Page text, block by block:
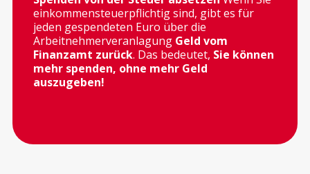
einkommensteuerpflichtig sind, gibt es für
jeden gespendeten Euro über die
Arbeitnehmerveranlagung Geld vom
Finanzamt zurück. Das bedeutet, Sie können
mehr spenden, ohne mehr Geld
auszugeben!